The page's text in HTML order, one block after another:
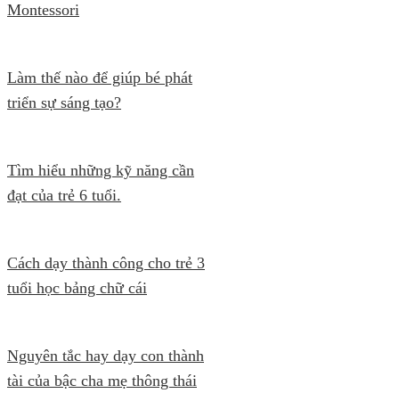
Montessori
Làm thế nào để giúp bé phát
triển sự sáng tạo?
Tìm hiểu những kỹ năng cần
đạt của trẻ 6 tuổi.
Cách dạy thành công cho trẻ 3
tuổi học bảng chữ cái
Nguyên tắc hay dạy con thành
tài của bậc cha mẹ thông thái